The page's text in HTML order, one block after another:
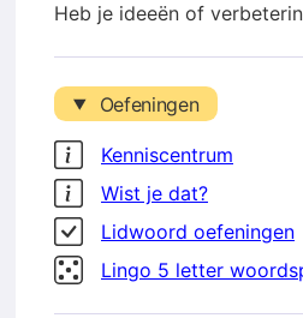
Heb je ideeën of
Oefeningen
Kenniscentrum
Wist je dat?
Lidwoord oefeningen
Lingo 5 letter